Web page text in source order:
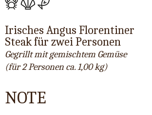
Irisches Angus Florentiner
Steak für zwei Personen
Gegrillt mit gemischtem Gemüse
(für 2 Personen ca. 1,00 kg)
NOTE